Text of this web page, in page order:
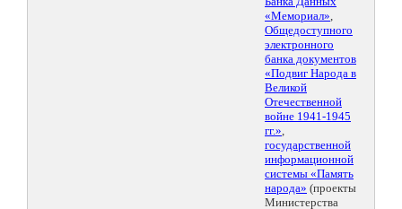
«Мемориал»,
Общедоступного
электронного
банка документов
«Подвиг Народа в
Великой
Отечественной
войне 1941-1945
гг.»,
государственной
информационной
системы «Память
народа» (проекты
Министерства